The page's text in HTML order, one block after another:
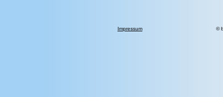
Impressum ©